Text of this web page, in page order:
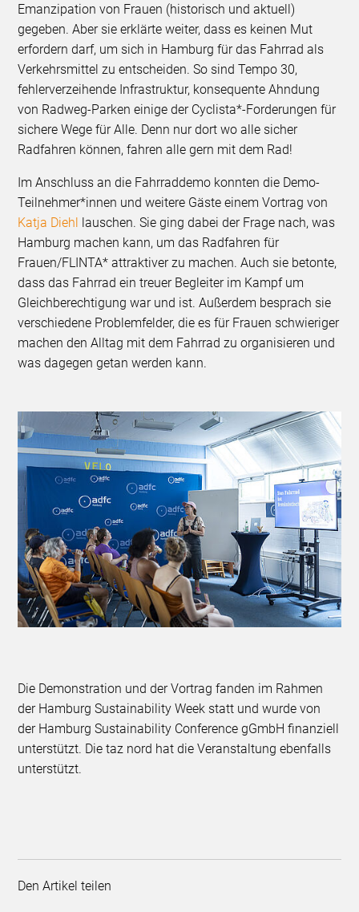
Emanzipation von Frauen (historisch und aktuell)
gegeben. Aber sie erklärte weiter, dass es keinen Mut
erfordern darf, um sich in Hamburg für das Fahrrad als
Verkehrsmittel zu entscheiden. So sind Tempo 30,
fehlerverzeihende Infrastruktur, konsequente Ahndung
von Radweg-Parken einige der Cyclista*-Forderungen für
sichere Wege für Alle. Denn nur dort wo alle sicher
Radfahren können, fahren alle gern mit dem Rad!
Im Anschluss an die Fahrraddemo konnten die Demo-
Teilnehmer*innen und weitere Gäste einem Vortrag von
Katja Diehl lauschen. Sie ging dabei der Frage nach, was
Hamburg machen kann, um das Radfahren für
Frauen/FLINTA* attraktiver zu machen. Auch sie betonte,
dass das Fahrrad ein treuer Begleiter im Kampf um
Gleichberechtigung war und ist. Außerdem besprach sie
verschiedene Problemfelder, die es für Frauen schwieriger
machen den Alltag mit dem Fahrrad zu organisieren und
was dagegen getan werden kann.
Die Demonstration und der Vortrag fanden im Rahmen
der Hamburg Sustainability Week statt und wurde von
der Hamburg Sustainability Conference gGmbH finanziell
unterstützt. Die taz nord hat die Veranstaltung ebenfalls
unterstützt.
Den Artikel teilen